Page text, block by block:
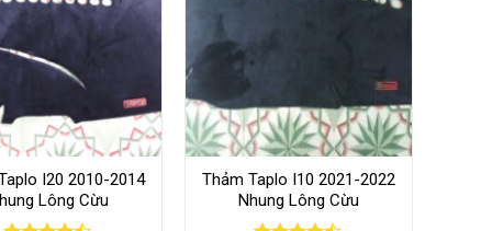
I20 2010-2014
Lông Cừu
Thảm Taplo I10 2021-2022
Nhung Lông Cừu